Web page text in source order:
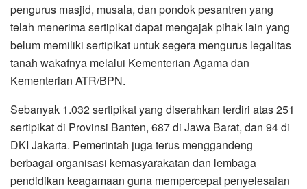
pengurus masjid, musala, dan pondok pesantren yang
telah menerima sertipikat dapat mengajak pihak lain yang
belum memiliki sertipikat untuk segera mengurus legalitas
tanah wakafnya melalui Kementerian Agama dan
Kementerian ATR/BPN.
Sebanyak 1.032 sertipikat yang diserahkan terdiri atas 251
sertipikat di Provinsi Banten, 687 di Jawa Barat, dan 94 di
DKI Jakarta. Pemerintah juga terus menggandeng
berbagai organisasi kemasyarakatan dan lembaga
pendidikan keagamaan guna mempercepat penyelesaian